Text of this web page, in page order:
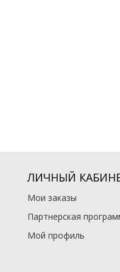
ЛИЧНЫЙ
Мои заказы
Партнерская
Мой профиль